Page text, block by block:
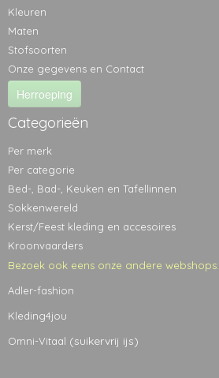
Kleuren
Maten
Stofsoorten
Onze gegevens en Contact
Herroeping
Categorieën
Per merk
Per categorie
Bed-, Bad-, Keuken en Tafellinnen
Sokkenwereld
Kerst/Feest kleding en accesoires
Kroonvaarders
Bezoek ook eens onze andere webshops:
Adler-fashion
Kleding4jou
Omni-Vitaal (suikervrij ijs)